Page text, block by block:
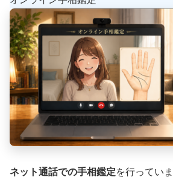
にお支払い頂く形にします。（このページの下
ネット通話での手相鑑定を行っていま